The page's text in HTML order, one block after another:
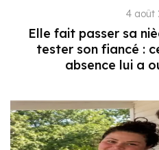
4 août
Elle fait passer sa
tester son fiancé :
absence lui a